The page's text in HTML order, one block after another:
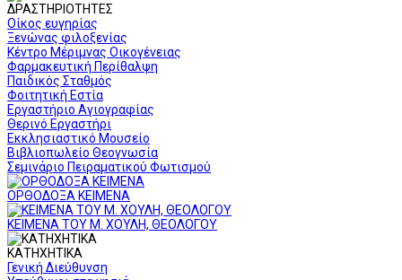
ΔΡΑΣΤΗΡΙΟΤΗΤΕΣ
Οίκος ευγηρίας
Ξενώνας φιλοξενίας
Κέντρο Μέριμνας Οικογένειας
Φαρμακευτική Περίθαλψη
Παιδικός Σταθμός
Φοιτητική Εστία
Εργαστήριο Αγιογραφίας
Θερινό Εργαστήρι
Εκκλησιαστικό Μουσείο
Βιβλιοπωλείο Θεογνωσία
Σεμινάριο Πειραματικού Φωτισμού
ΟΡΘΟΔΟΞΑ ΚΕΙΜΕΝΑ
ΚΕΙΜΕΝΑ ΤΟΥ Μ. ΧΟΥΛΗ, ΘΕΟΛΟΓΟΥ
ΚΑΤΗΧΗΤΙΚΑ
Γενική Διεύθυνση